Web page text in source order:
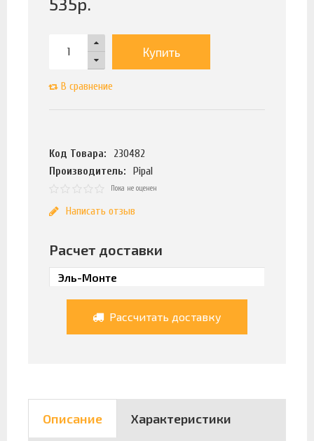
Купить
В сравнение
Код Товара:
230482
Производитель:
Pipal
Пока не оценен
Написать отзыв
Расчет доставки
Рассчитать доставку
Описание Характеристики